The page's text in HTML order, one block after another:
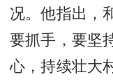
况。他指出，
要抓手，要坚
心，持续壮大